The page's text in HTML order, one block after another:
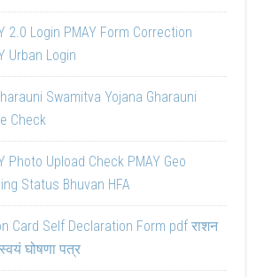
2.0 Login PMAY Form Correction
Urban Login
Swamitva Yojana Gharauni
Check
Photo Upload Check PMAY Geo
Status Bhuvan HFA
Card Self Declaration Form pdf राशन
घोषणा पत्र